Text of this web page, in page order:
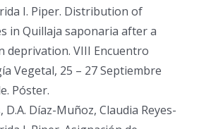
I. Piper. Distribution of
in Quillaja saponaria after a
deprivation. VIII Encuentro
Vegetal, 25 – 27 Septiembre
Póster.
D.A. Díaz-Muñoz, Claudia Reyes-